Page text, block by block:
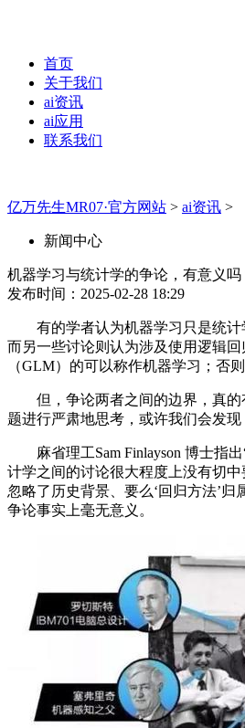
首页
关于我们
ai资讯
ai应用
联系我们
亿万先生MR07·官方网站 > ai资讯 >
新闻中心
机器学习与统计学的争论，有意义吗
发布时间：2025-02-28 18:29
有的学者认为机器学习只是统计
而另一些讨论则认为涉及使用逻辑
（GLM）的可以称作机器学习；否则
但，争论两者之间的边界，真的
题进行严肃地思考，或许我们会发现
麻省理工Sam Finlayson 博士指出
计学之间的讨论很大程度上没有切
忽略了历史背景、要么‘回归方法’归
争论事实上毫无意义。